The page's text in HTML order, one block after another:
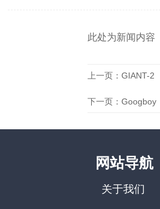
此处为新闻内容
上一页：GIANT-2
下一页：Googboy
网站导航
关于我们